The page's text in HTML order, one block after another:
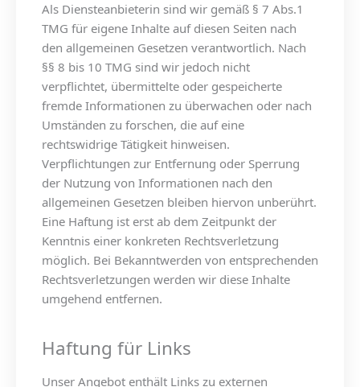
Als Diensteanbieterin sind wir gemäß § 7 Abs.1
TMG für eigene Inhalte auf diesen Seiten nach
den allgemeinen Gesetzen verantwortlich. Nach
§§ 8 bis 10 TMG sind wir jedoch nicht
verpflichtet, übermittelte oder gespeicherte
fremde Informationen zu überwachen oder nach
Umständen zu forschen, die auf eine
rechtswidrige Tätigkeit hinweisen.
Verpflichtungen zur Entfernung oder Sperrung
der Nutzung von Informationen nach den
allgemeinen Gesetzen bleiben hiervon unberührt.
Eine Haftung ist erst ab dem Zeitpunkt der
Kenntnis einer konkreten Rechtsverletzung
möglich. Bei Bekanntwerden von entsprechenden
Rechtsverletzungen werden wir diese Inhalte
umgehend entfernen.
Haftung für Links
Unser Angebot enthält Links zu externen